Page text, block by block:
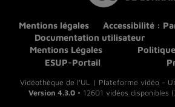
Mentions légales
Accessibilité :
Documentation utilisateur
Mentions Légales
ESUP-Portail
Vidéothèque de l'UL | Plateforme vidéo -
Version 4.3.0 • 12601 vidéos disponibles